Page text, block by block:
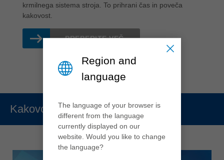
krmilnega sistema stroja. To prihrani čas in poveča
kakovost.
PREBERITE VEČ
Kakovost
Region and
language
The language of your browser is
different from the language
currently displayed on our
website. Would you like to change
the language?